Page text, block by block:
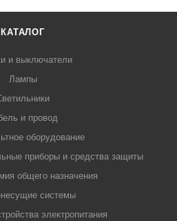
КАТАЛОГ
и выключатели
Лампы
и провод
оборудование
приборы и средства защиты
общего назначения
системы
электропитания